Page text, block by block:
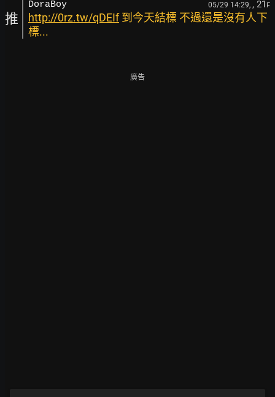
推
DoraBoy 05/29 14:29, , 21 F
http://0rz.tw/qDEIf到今天結標 不過還是沒有人下
標...
廣告